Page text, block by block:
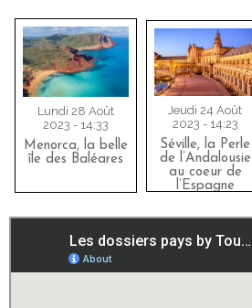
Lundi 28 Août
2023 - 14:33
Menorca, la belle
île des Baléares
Jeudi 24 Août
2023 - 14:23
Séville, la Perle
de l’Andalousie
au coeur de
l’Espagne